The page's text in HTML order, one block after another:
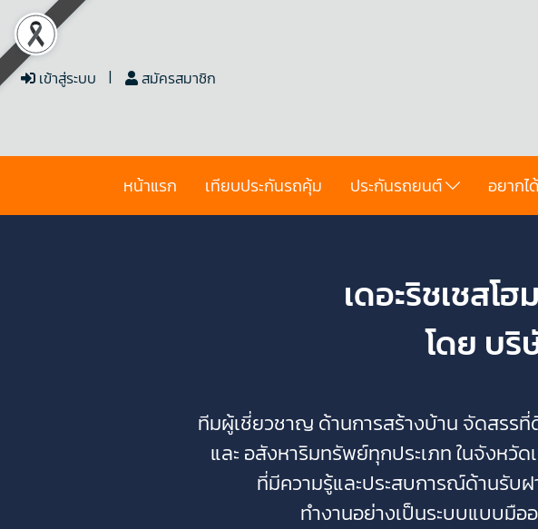
เข้าสู่ระบบ สมัครสมาชิก
หน้าแรก เทียบประกันรถคุ้ม ประกันรถยนต์ อยากไ
เดอะริชเชสโ
โดย บริ
ทีมผู้เชี่ยวชาญ ด้านการสร้างบ้าน จัดสรร
และ อสังหาริมทรัพย์ทุกประเภทในจังหวั
ที่มีความรู้และประสบการณ์ด้านรับ
ทำงานอย่างเป็นระบบแบบมือ